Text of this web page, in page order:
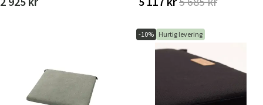
-10% Hurtig levering